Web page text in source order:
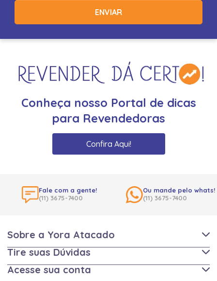
ENVIAR
Conheça nosso Portal de dicas
para Revendedoras
Confira Aqui!
Fale com a gente!
(11) 3675-7400
Ou mande pelo whats!
(11) 3675-7400
Sobre a Yora Atacado
Tire suas Dúvidas
Acesse sua conta